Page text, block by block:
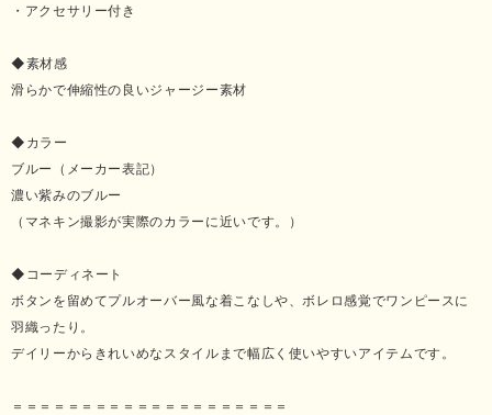
・アクセサリー付き
◆素材感
滑らかで伸縮性の良いジャージー素材
◆カラー
ブルー（メーカー表記）
濃い紫みのブルー
（マネキン撮影が実際のカラーに近いです。）
◆コーディネート
ボタンを留めてプルオーバー風な着こなしや、ボレロ感覚でワンピースに
羽織ったり。
デイリーからきれいめなスタイルまで幅広く使いやすいアイテムです。
＝＝＝＝＝＝＝＝＝＝＝＝＝＝＝＝＝＝＝＝